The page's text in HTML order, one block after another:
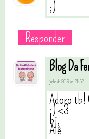
;)
Responder
Blog Da
junho de 2016 às 21:52
Adoro tb!
:) <3
bj,
Alê